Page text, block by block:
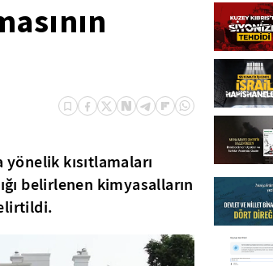
kısıtlamaları
belirlenen kimyasalların